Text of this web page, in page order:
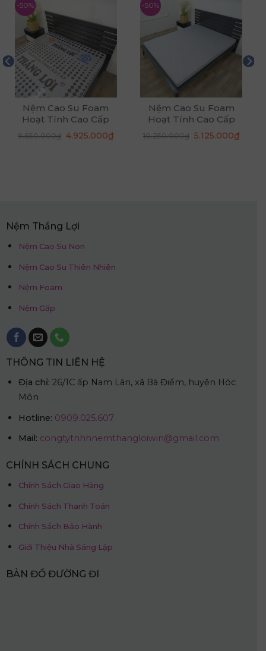
-50%
Nệm Cao Su Foam
Hoạt Tính Cao Cấp
1m2 x 2m x 20cm
9.850.000₫ Giá
4.925.000₫Giá
-50%
Nệm Cao Su Foam
Hoạt Tính Cao Cấp
1m6 x 2m x 20cm
10.250.000₫ Giá
5.125.000₫Giá
Nệm Thắng Lợi
Nệm Cao Su Non
Nệm Cao Su Thiên Nhiên
Nệm Foam
Nệm Gấp
THÔNG TIN LIÊN HỆ
Địa chỉ: 26/1C ấp Nam Lân, xã Bà Điểm, huyện Hóc
Môn
Hotline: 0909.025.607
Mail: congtytnhhnemthangloiwin@gmail.com
CHÍNH SÁCH CHUNG
Chính Sách Giao Hàng
Chính Sách Thanh Toán
Chính Sách Bảo Hành
Giới Thiệu Nhà Sáng Lập
BẢN ĐỒ ĐƯỜNG ĐI